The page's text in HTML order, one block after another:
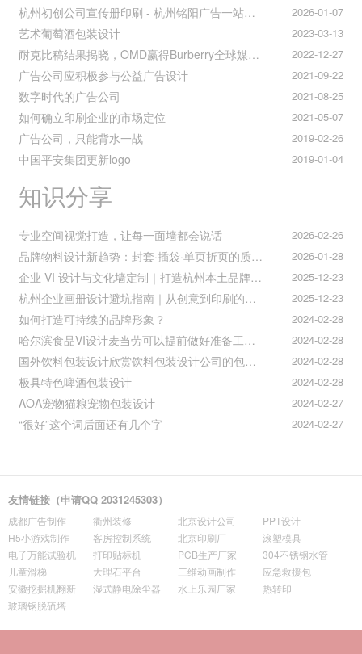
2026-01-07
杭州初创公司宣传册印刷 - 杭州铭阳广告一站式解决方案
2023-03-13
艺术葡萄酒包装设计
2022-12-27
耐克比稿结果揭晓，OMD赢得Burberry全球媒介业务（转自广告狂人日报）
2021-09-22
广告公司应积极参与公益广告设计
2021-08-25
数字时代的广告公司
2021-05-07
如何确立印刷企业的市场定位
2019-02-26
广告公司，只能背水一战
2019-01-04
中国平安集团更新logo
知识分享
2026-02-26
专业空间视觉打造，让每一面墙都会说话
2026-01-28
品牌物料设计新趋势：封套·插袋·单页折页的质感升级之道
2025-12-23
企业 VI 设计与文化墙定制｜打造杭州本土品牌专属视觉符号
2025-12-23
杭州企业画册设计避坑指南｜从创意到印刷的全流程把控
2024-02-28
如何打造可持续的品牌形象？
2024-02-28
哈尔滨食品VI设计麦当劳可以提前做好准备工作促进挪动购买
2024-02-28
国外饮料包装设计欣赏饮料包装设计公司的包装设计
2024-02-28
极具特色啤酒包装设计
2024-02-27
AOA宠物猫粮宠物包装设计
2024-02-27
“很好”这个词后面还有几个字
友情链接（申请QQ 2031245303）
成都广告制作 衢州装修 北京设计公司
PPT设计
H5小游戏制作
客房控制系统 北京印刷厂
滚塑模具
电子万能试验机
打印贴标机 PCB生产厂家
304不锈钢水管
儿童滑梯
大理石平台 三维动画制作
应急救援包
安徽挖掘机翻新
湿式静电除尘器 水上乐园厂家
热转印
玻璃钢脱硫塔